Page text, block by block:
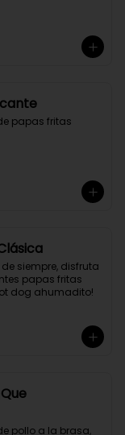
papas fritas
siempre, disfruta
papas fritas
dog ahumadito!
pollo a la brasa,